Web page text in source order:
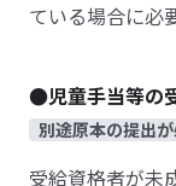
ている場合に必
●児童手当等の
別途原本の提出
受給資格者が未